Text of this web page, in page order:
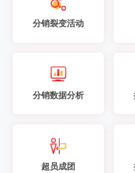
分销裂变活动
分销数据分析
超员成团